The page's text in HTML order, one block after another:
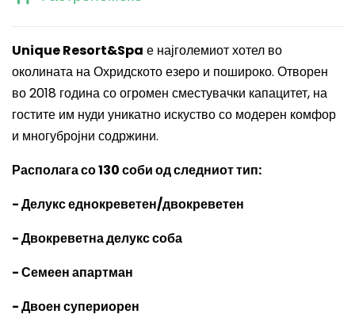
Unique Resort&Spa е најголемиот хотел во
околината на Охридското езеро и пошироко. Отворен
во 2018 година со огромен сместувачки капацитет, на
гостите им нуди уникатно искуство со модерен комфор
и многубројни содржини.
Располага со 130 соби од следниот тип:
- Делукс еднокреветен/двокреветен
- Двокреветна делукс соба
- Семеен апартман
- Двоен супериорен